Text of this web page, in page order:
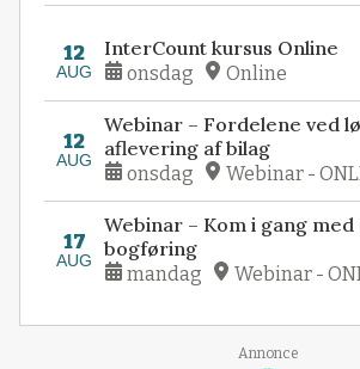
12
AUG
InterCount kursus Online
onsdag Online
12
AUG
Webinar – Fordelene ved
aflevering af bilag
onsdag Webinar -
17
AUG
Webinar – Kom i gang med
bogføring
mandag Webinar -
Annonce